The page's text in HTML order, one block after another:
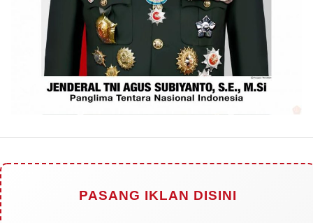
PASANG IKLAN DISINI